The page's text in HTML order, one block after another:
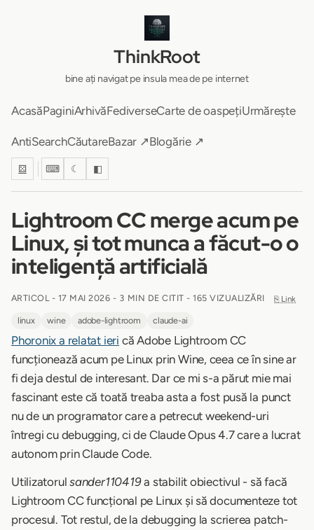
ThinkRoot
bine ați navigat pe insula mea de pe internet
AcasăPaginiArhivăFediverseCarte de oaspețiUrmărește
AntiSearchCăutareBazar ↗Blogărie ↗
⚄ ⌨ ☾ ◧
Lightroom CC merge acum pe
Linux, și tot munca a făcut-o o
inteligență artificială
ARTICOL - 17 MAI 2026 - 3 MIN DE CITIT - 165 VIZUALIZĂRI ⎘ Link
linux wine adobe-lightroom claude-ai
Phoronix a relatat ieri că Adobe Lightroom CC
funcționează acum pe Linux prin Wine, ceea ce în sine ar
fi deja destul de interesant. Dar ce mi s-a părut mie mai
fascinant este că toată treaba asta a fost pusă la punct
nu de un programator care a petrecut weekend-uri
întregi cu debugging, ci de Claude Opus 4.7 care a lucrat
autonom prin Claude Code.
Utilizatorulsander110419a stabilit obiectivul - să facă
Lightroom CC funcțional pe Linux și să documenteze tot
procesul. Tot restul, de la debugging la scrierea patch-